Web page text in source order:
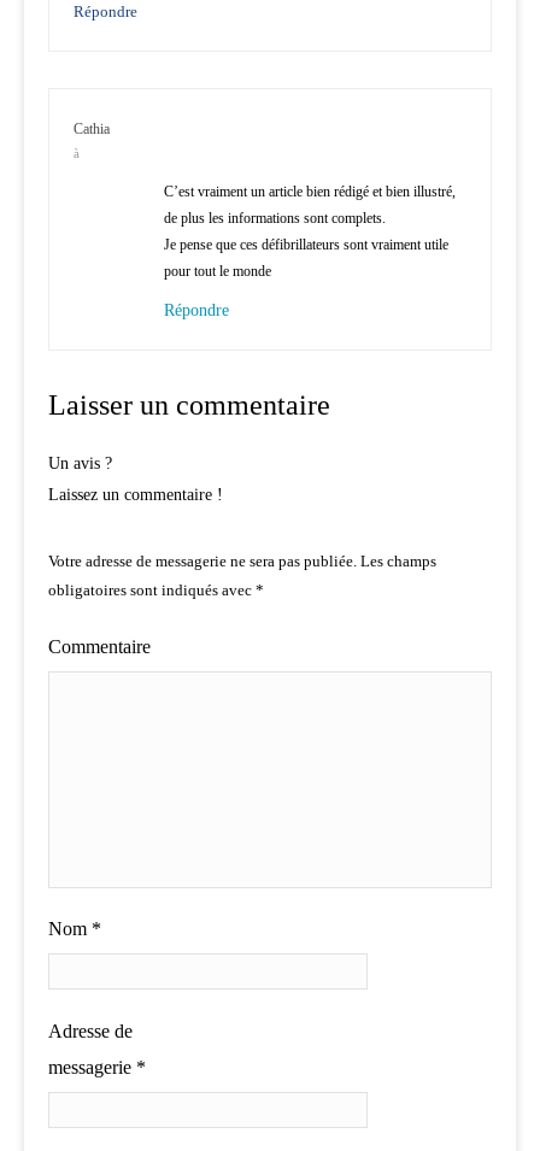
Répondre
Cathia
à
C’est vraiment un article bien rédigé et bien illustré,
de plus les informations sont complets.
Je pense que ces défibrillateurs sont vraiment utile
pour tout le monde
Répondre
Laisser un commentaire
Un avis ?
Laissez un commentaire !
Votre adresse de messagerie ne sera pas publiée. Les champs
obligatoires sont indiqués avec *
Commentaire
Nom *
Adresse de
messagerie *